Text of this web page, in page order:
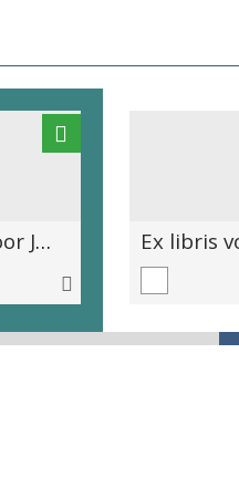
Ex libris voor Lubbers door Jan C. Maas